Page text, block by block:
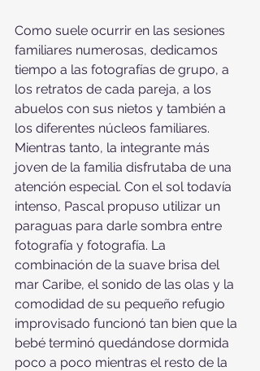
Como suele ocurrir en las sesiones
familiares numerosas, dedicamos
tiempo a las fotografías de grupo, a
los retratos de cada pareja, a los
abuelos con sus nietos y también a
los diferentes núcleos familiares.
Mientras tanto, la integrante más
joven de la familia disfrutaba de una
atención especial. Con el sol todavía
intenso, Pascal propuso utilizar un
paraguas para darle sombra entre
fotografía y fotografía. La
combinación de la suave brisa del
mar Caribe, el sonido de las olas y la
comodidad de su pequeño refugio
improvisado funcionó tan bien que la
bebé terminó quedándose dormida
poco a poco mientras el resto de la